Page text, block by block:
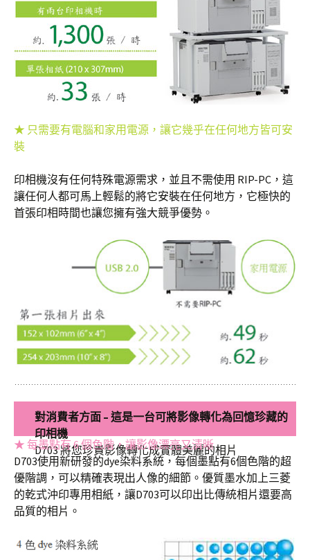
★ 只需要有電腦和家用電源，讓它幾乎在任何地方皆可安
裝
印相機沒有任何特殊電源需求，並且不需使用 RIP-PC，這
讓任何人都可馬上輕鬆的將它安裝在任何地方，它極快的
首張印相時間也讓您擁有強大競爭優勢。
對消費者方面 – 這是一台可將影像轉化為回憶珍藏的
印相機
D703 將您珍貴影像轉化成實體美麗的相片
★ 每墨點有 6 個色階，讓影像漂亮又清晰
D703使用新研發的dye染料系統，每個墨點有6個色階的超
優階調，可以精確表現出人像的細節。優質墨水加上三菱
的乾式沖印專用相紙，讓D703可以印出比傳統相片還要高
品質的相片。